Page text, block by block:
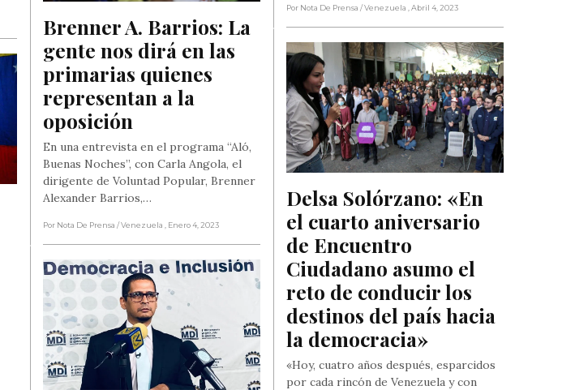
Por Nota De Prensa / Venezuela , Abril 4, 2023
Brenner A. Barrios: La
gente nos dirá en las
primarias quienes
representan a la
oposición
En una entrevista en el programa “Aló,
Buenas Noches”, con Carla Angola, el
dirigente de Voluntad Popular, Brenner
Alexander Barrios,…
Por Nota De Prensa / Venezuela , Enero 4, 2023
Delsa Solórzano: «En
el cuarto aniversario
de Encuentro
Ciudadano asumo el
reto de conducir los
destinos del país hacia
la democracia»
«Hoy, cuatro años después, esparcidos
por cada rincón de Venezuela y con